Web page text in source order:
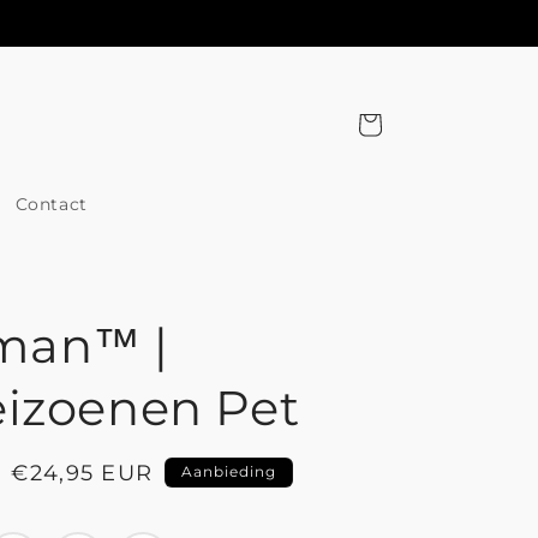
Contact
Winkelwagen
|
Pet
Aanbiedingsprijs
€24,95 EUR Aanbieding